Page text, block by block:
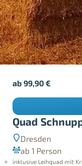
Quad
Dresden
ab 1 Person
inklusive Leihquad mit
ab99,90€